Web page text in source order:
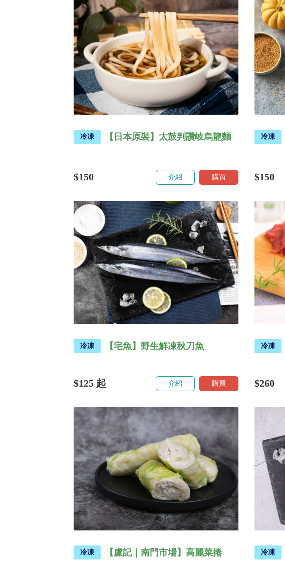
冷凍 【日本原裝】太鼓判讚岐烏龍麵
$150 介紹 購買
冷凍
$150
冷凍 【宅魚】野生鮮凍秋刀魚
$125 起 介紹 購買
冷凍
$260
冷凍 【盧記｜南門市場】高麗菜捲 冷凍